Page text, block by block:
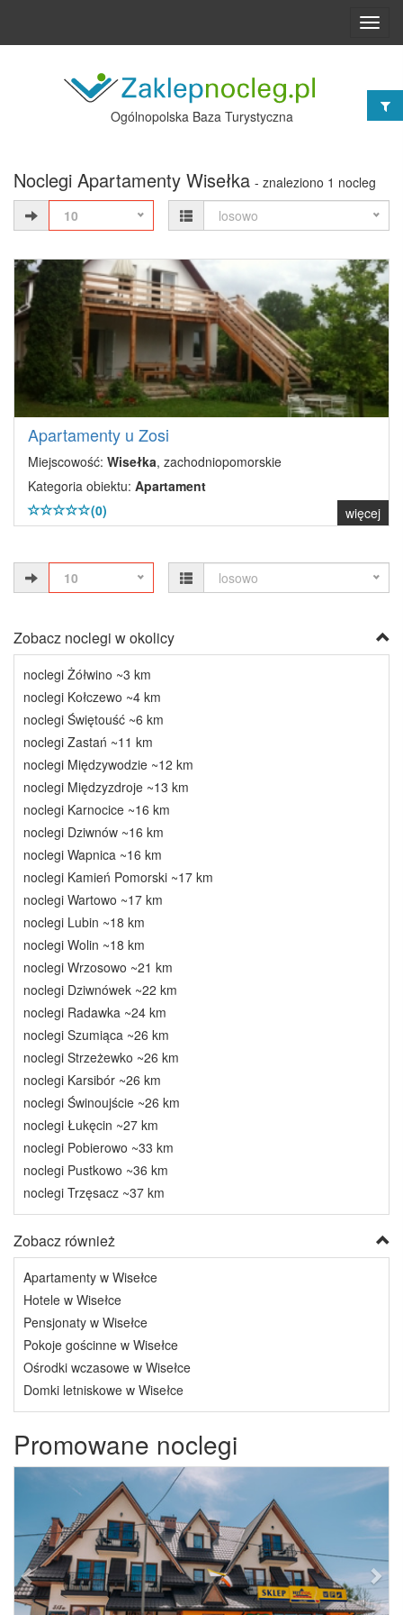
Ogólnopolska Baza Turystyczna
Noclegi Apartamenty Wisełka - znaleziono 1 nocleg
10
losowo
Apartamenty u Zosi
Miejscowość: Wisełka, zachodniopomorskie
Kategoria obiektu: Apartament
(0)
więcej
10 losowo
Zobacz noclegi w okolicy
noclegi Żółwino ~3 km
noclegi Kołczewo ~4 km
noclegi Świętouść ~6 km
noclegi Zastań ~11 km
noclegi Międzywodzie ~12 km
noclegi Międzyzdroje ~13 km
noclegi Karnocice ~16 km
noclegi Dziwnów ~16 km
noclegi Wapnica ~16 km
noclegi Kamień Pomorski ~17 km
noclegi Wartowo ~17 km
noclegi Lubin ~18 km
noclegi Wolin ~18 km
noclegi Wrzosowo ~21 km
noclegi Dziwnówek ~22 km
noclegi Radawka ~24 km
noclegi Szumiąca ~26 km
noclegi Strzeżewko ~26 km
noclegi Karsibór ~26 km
noclegi Świnoujście ~26 km
noclegi Łukęcin ~27 km
noclegi Pobierowo ~33 km
noclegi Pustkowo ~36 km
noclegi Trzęsacz ~37 km
Zobacz również
Apartamenty w Wisełce
Hotele w Wisełce
Pensjonaty w Wisełce
Pokoje gościnne w Wisełce
Ośrodki wczasowe w Wisełce
Domki letniskowe w Wisełce
Promowane noclegi
Previous Next